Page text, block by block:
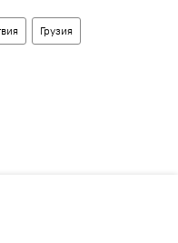
Грузия